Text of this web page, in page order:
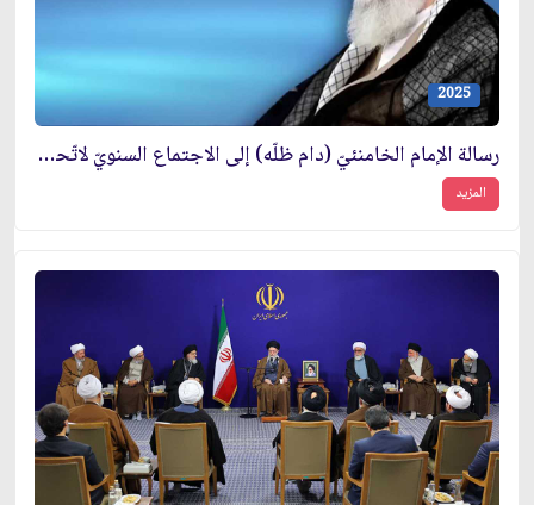
2025
رسالة الإمام الخامنئيّ (دام ظلّه) إلى الاجتماع السنويّ لاتّحاد المنتديات الطلّابيّة الإسلاميّة في أوروبّا
المزيد